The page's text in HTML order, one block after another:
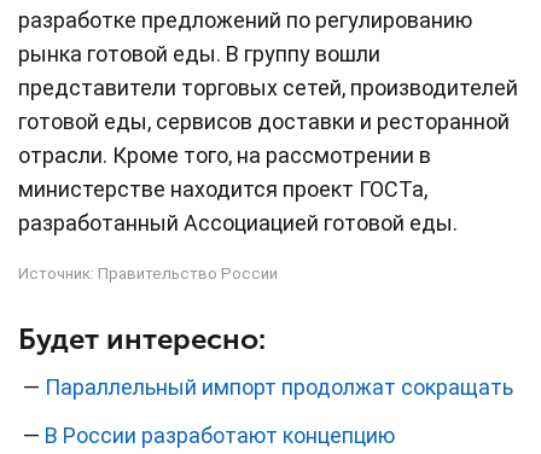
разработке предложений по регулированию
рынка готовой еды. В группу вошли
представители торговых сетей, производителей
готовой еды, сервисов доставки и ресторанной
отрасли. Кроме того, на рассмотрении в
министерстве находится проект ГОСТа,
разработанный Ассоциацией готовой еды.
Источник: Правительство России
Будет интересно:
— Параллельный импорт продолжат сокращать
— В России разработают концепцию